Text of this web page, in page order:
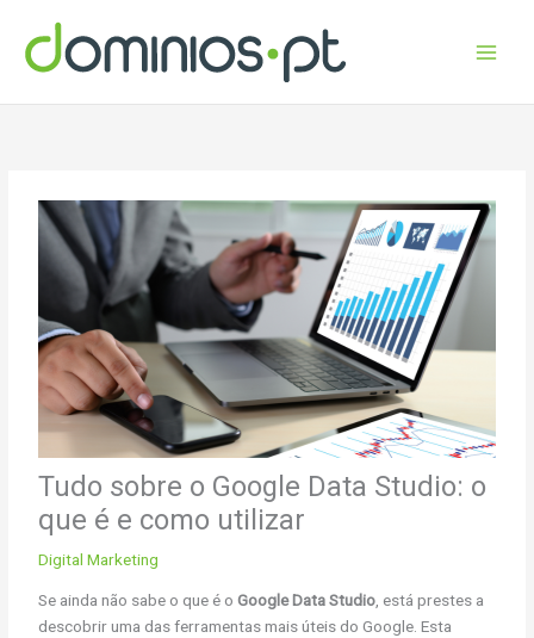
content
Tudo sobre o Google Data Studio: o
que é e como utilizar
Digital Marketing
Se ainda não sabe o que é o Google Data Studio, está prestes a
descobrir uma das ferramentas mais úteis do Google. Esta